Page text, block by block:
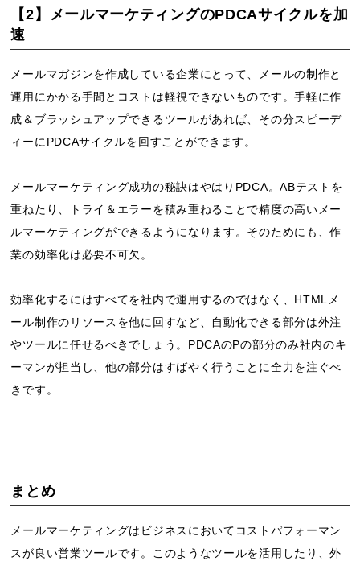
【2】メールマーケティングのPDCAサイクルを加
速
メールマガジンを作成している企業にとって、メールの制作と
運用にかかる手間とコストは軽視できないものです。手軽に作
成＆ブラッシュアップできるツールがあれば、その分スピーデ
ィーにPDCAサイクルを回すことができます。
メールマーケティング成功の秘訣はやはりPDCA。ABテストを
重ねたり、トライ＆エラーを積み重ねることで精度の高いメー
ルマーケティングができるようになります。そのためにも、作
業の効率化は必要不可欠。
効率化するにはすべてを社内で運用するのではなく、HTMLメ
ール制作のリソースを他に回すなど、自動化できる部分は外注
やツールに任せるべきでしょう。PDCAのPの部分のみ社内のキ
ーマンが担当し、他の部分はすばやく行うことに全力を注ぐべ
きです。
まとめ
メールマーケティングはビジネスにおいてコストパフォーマン
スが良い営業ツールです。このようなツールを活用したり、外